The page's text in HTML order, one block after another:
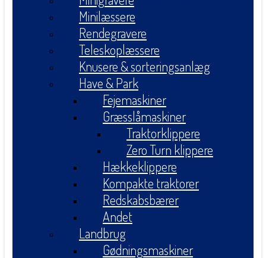
Minilæssere
Rendegravere
Teleskoplæssere
Knusere & sorteringsanlæg
Have & Park
Fejemaskiner
Græsslåmaskiner
Traktorklippere
Zero Turn klippere
Hækkeklippere
Kompakte traktorer
Redskabsbærer
Andet
Landbrug
Gødningsmaskiner